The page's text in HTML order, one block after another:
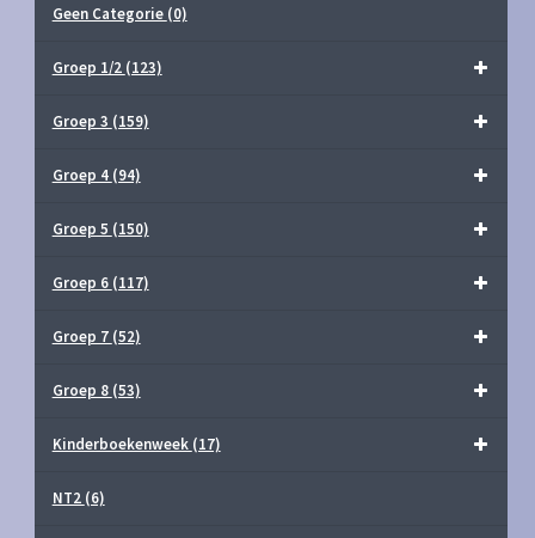
Geen Categorie (0)
Groep 1/2 (123)
Groep 3 (159)
Groep 4 (94)
Groep 5 (150)
Groep 6 (117)
Groep 7 (52)
Groep 8 (53)
Kinderboekenweek (17)
NT2 (6)